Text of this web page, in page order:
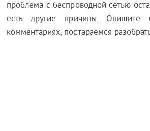
проблема с беспроводной сетью
есть другие причины. Опишите
комментариях, постараемся